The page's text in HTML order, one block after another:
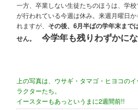
一方、卒業しない生徒たちのほうは、学
が行われている今週は休み。来週月曜日
れますが、 その後、6月半ばの学年末まで
せん。今学年も残りわずかにな
上の写真は、ウサギ・タマゴ・ヒヨコの
ラクターたち。
イースターもあっというまに2週間前!!